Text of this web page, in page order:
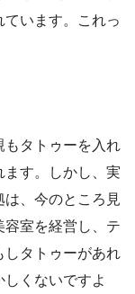
います。これっ
もタトゥーを入れ
ます。しかし、実
は、今のところ見
室を経営し、テ
しタトゥーがあれ
くないですよ